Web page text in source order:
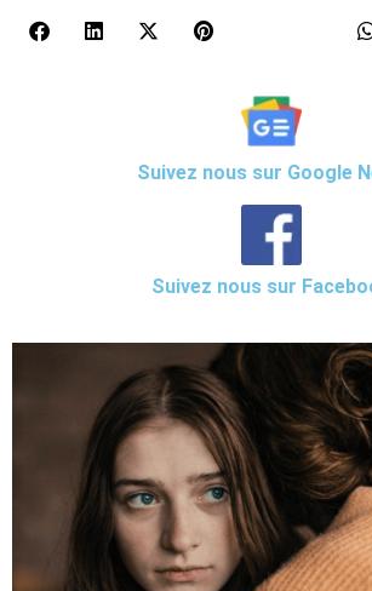
Suivez nous sur Google
Suivez nous sur